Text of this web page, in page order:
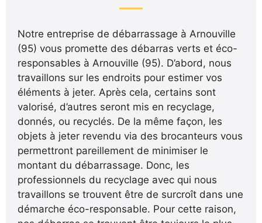
Notre entreprise de débarrassage à Arnouville
(95) vous promette des débarras verts et éco-
responsables à Arnouville (95). D’abord, nous
travaillons sur les endroits pour estimer vos
éléments à jeter. Après cela, certains sont
valorisé, d’autres seront mis en recyclage,
donnés, ou recyclés. De la même façon, les
objets à jeter revendu via des brocanteurs vous
permettront pareillement de minimiser le
montant du débarrassage. Donc, les
professionnels du recyclage avec qui nous
travaillons se trouvent être de surcroît dans une
démarche éco-responsable. Pour cette raison,